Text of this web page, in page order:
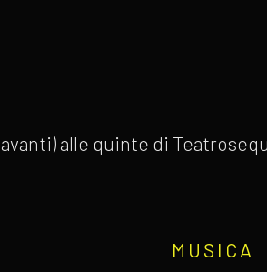
alle quinte di
MUSICA